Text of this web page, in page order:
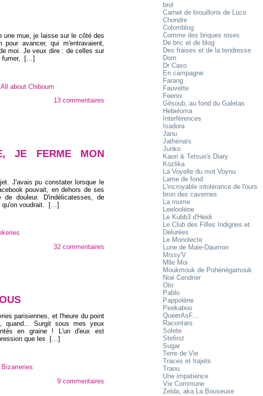
une mue, je laisse sur le côté des
avancer, qui m'entravaient,
moi. Je veux dire : de celles sur
[…]
All about Chiboum
13 commentaires
JE FERME MON
J'avais pu constater lorsque le
pouvait, en dehors de ses
douleur. D'indélicatesses, de
voudrait.
[…]
32 commentaires
parisiennes, et l'heure du point
quand... Surgit sous mes yeux
en graine ! L'un d'eux est
que les
[…]
Bizarreries
9 commentaires
brol
Carnet de brouillons de Luce
Chondre
Colomblog
Comme des briques roses
De bric et de blog
Des fraises et de la tendresse
Dom
Dr Caso
En campagne
Farang
Fauvette
Feenix
Gilsoub, au fond du Galetas
Hebeloma
Interférences
Isadora
Janu
Jathénaïs
Junko
Kaori & Tetsuo's Diary
Kozlika
La Voyelle du mot Voyou
Lame de fond
L'incroyable intolérance de l'ours
brun des cavernes
La mume
Leeloolène
Le Kubb3 d'Heidi
Le Club des Filles Indignes et
Délurées
Le Monolecte
Lune de Male-Daumon
Missy'V
Mlle Moi
Moukmouk de Pohénégamouk
Noé Cendrier
Otir
Pablo
Pappolène
Peekaboo
QueerAsF...
Racontars
Solete
Stefirst
Sugar
Terre de Vie
Traces et trajets
Traou
Une impatience
Vie Commune
Zelda, aka La Bouseuse